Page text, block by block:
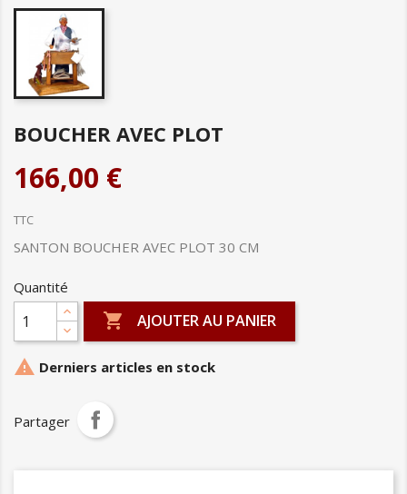
BOUCHER AVEC PLOT
166,00 €
TTC
SANTON BOUCHER AVEC PLOT 30 CM
Quantité
 AJOUTER AU PANIER
 Derniers articles en stock
Partager